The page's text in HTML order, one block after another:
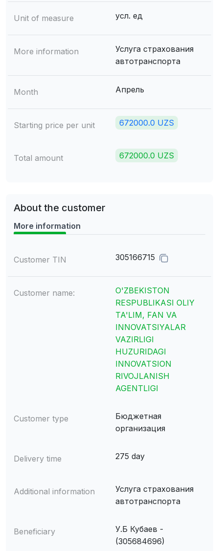
Unit of measure усл. ед
More information
Услуга страхования
автотранспорта
Month Апрель
Starting price per unit 672000.0 UZS
Total amount 672000.0 UZS
About the customer
More information
Customer TIN 305166715
Customer name:
O'ZBEKISTON
RESPUBLIKASI OLIY
TA'LIM, FAN VA
INNOVATSIYALAR
VAZIRLIGI
HUZURIDAGI
INNOVATSION
RIVOJLANISH
AGENTLIGI
Customer type
Бюджетная
организация
Delivery time 275 day
Additional information
Услуга страхования
автотранспорта
Beneficiary
У.Б Кубаев -
(305684696)